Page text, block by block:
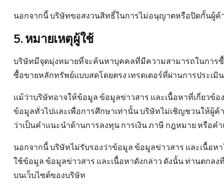
นอกจากนี้ บริษัทขอสงวนสิทธิ์ในการไม่อนุญาตหรือปิดกั้นผู้ค้
5. หมายเหตุผู้ใช้
บริษัทมีจุดมุ่งหมายที่จะค้นหาบุคคลที่มีความสามารถในการซื้
ซื้อขายหลักทรัพย์แบบสดโดยตรง เทรดเดอร์ที่ผ่านการประ
แม้ว่าบริษัทอาจให้ข้อมูล ข้อมูลข่าวสาร และเนื้อหาที่เกี่ยวข้
ข้อมูลทั่วไปและเพื่อการศึกษาเท่านั้น บริษัทไม่เชิญชวนให้ผู้ค้
ว่าเป็นคำแนะนำด้านการลงทุน การเงิน ภาษี กฎหมาย หรือค
นอกจากนี้ บริษัทไม่รับรองว่าข้อมูล ข้อมูลข่าวสาร และเนื้อห
ใช้ข้อมูล ข้อมูลข่าวสาร และเนื้อหาดังกล่าว ดังนั้น ท่านตกลง
บนเว็บไซต์ของบริษัท